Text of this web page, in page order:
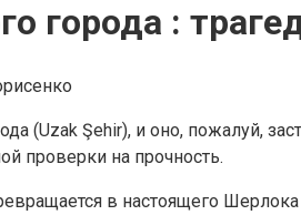
города :
(Uzak Şehir), и оно, пожалуй,
проверки на прочность.
в настоящего